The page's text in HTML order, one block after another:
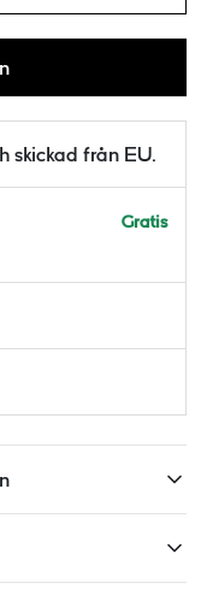
skickad från EU.
Gratis